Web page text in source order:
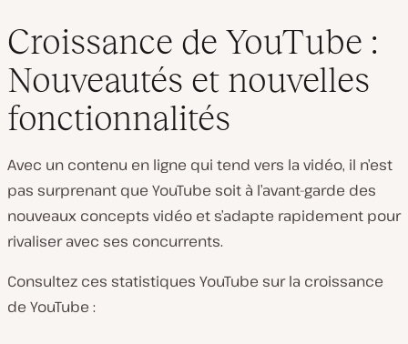
Croissance de YouTube :
Nouveautés et nouvelles
fonctionnalités
Avec un contenu en ligne qui tend vers la vidéo, il n’est
pas surprenant que YouTube soit à l’avant-garde des
nouveaux concepts vidéo et s’adapte rapidement pour
rivaliser avec ses concurrents.
Consultez ces statistiques YouTube sur la croissance
de YouTube :